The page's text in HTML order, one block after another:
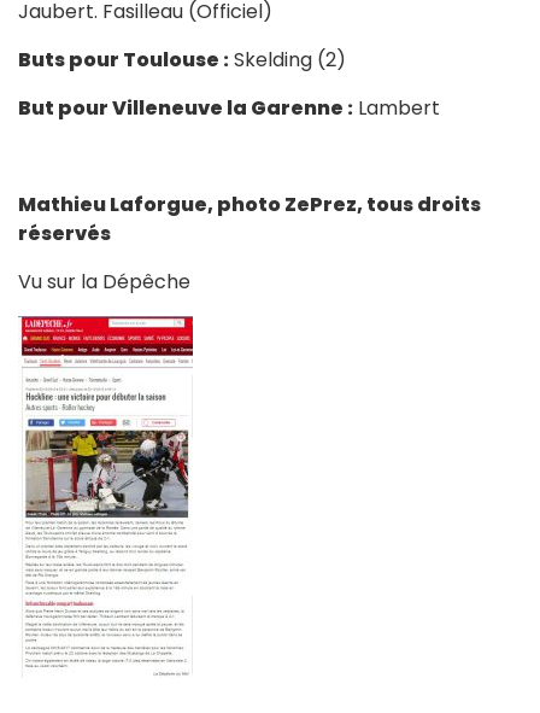
Jaubert. Fasilleau (Officiel)
Buts pour Toulouse :Skelding (2)
But pour Villeneuve la Garenne : Lambert
Mathieu Laforgue, photo ZePrez, tous droits
réservés
Vu sur la Dépêche